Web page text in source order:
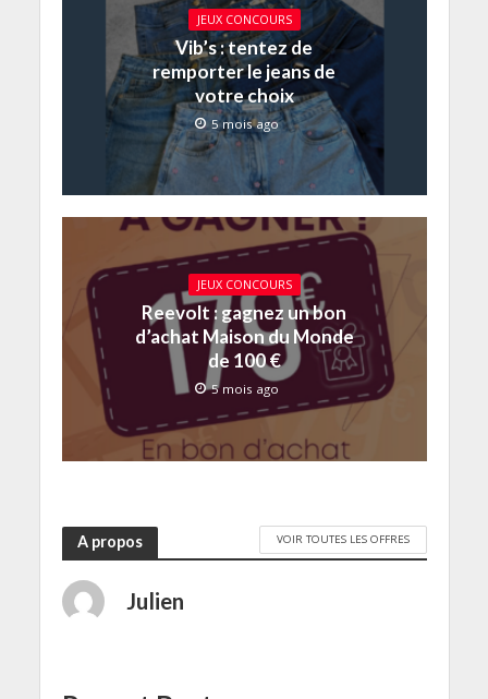
JEUX CONCOURS
Vib’s : tentez de
remporter le jeans de
votre choix
5 mois ago
JEUX CONCOURS
Reevolt : gagnez un bon
d’achat Maison du Monde
de 100 €
5 mois ago
A propos VOIR TOUTES LES OFFRES
Julien